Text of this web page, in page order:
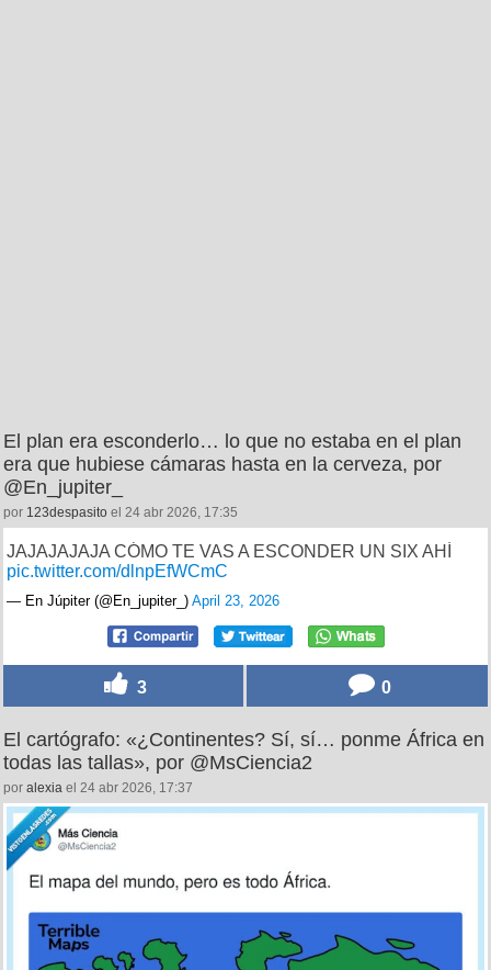
El plan era esconderlo… lo que no estaba en el plan
era que hubiese cámaras hasta en la cerveza, por
@En_jupiter_
por 123despasito el 24 abr 2026, 17:35
JAJAJAJAJA CÓMO TE VAS A ESCONDER UN SIX AHÍ
pic.twitter.com/dlnpEfWCmC
— En Júpiter (@En_jupiter_) April 23, 2026
3 0
El cartógrafo: «¿Continentes? Sí, sí… ponme África en
todas las tallas», por @MsCiencia2
por alexia el 24 abr 2026, 17:37